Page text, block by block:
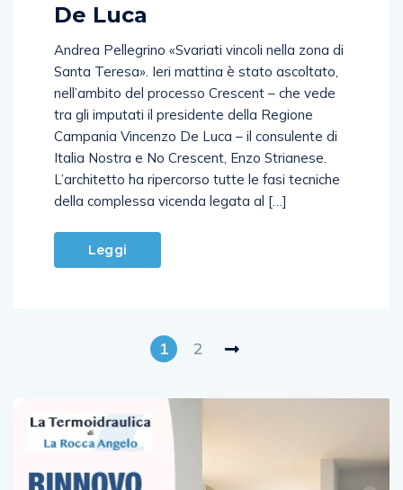
De Luca
Andrea Pellegrino «Svariati vincoli nella zona di
Santa Teresa». Ieri mattina è stato ascoltato,
nell’ambito del processo Crescent – che vede
tra gli imputati il presidente della Regione
Campania Vincenzo De Luca – il consulente di
Italia Nostra e No Crescent, Enzo Strianese.
L’architetto ha ripercorso tutte le fasi tecniche
della complessa vicenda legata al […]
Leggi
1 2